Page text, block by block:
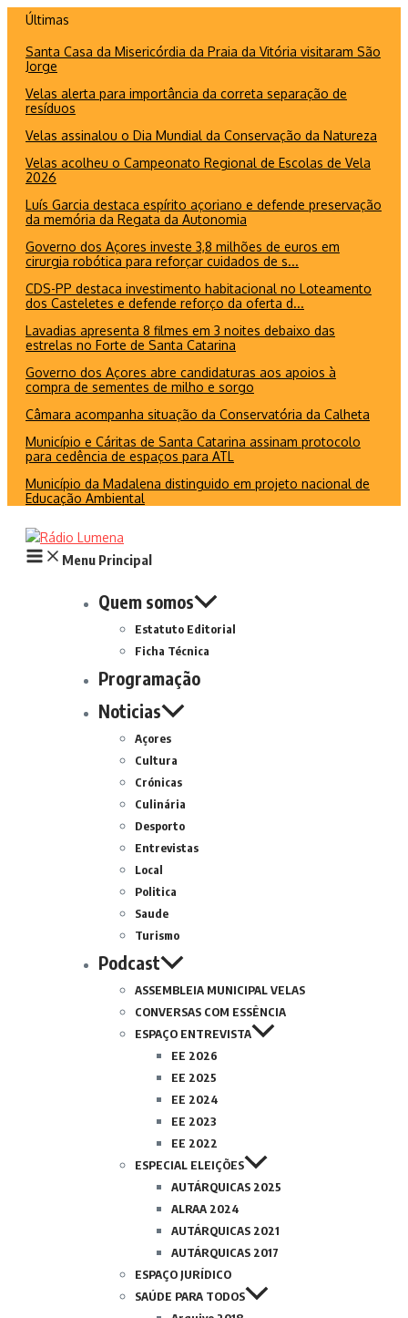
conteúdo
Últimas
Santa Casa da Misericórdia da Praia da Vitória visitaram São
Jorge
Velas alerta para importância da correta separação de
resíduos
Velas assinalou o Dia Mundial da Conservação da Natureza
Velas acolheu o Campeonato Regional de Escolas de Vela
2026
Luís Garcia destaca espírito açoriano e defende preservação
da memória da Regata da Autonomia
Governo dos Açores investe 3,8 milhões de euros em
cirurgia robótica para reforçar cuidados de s...
CDS-PP destaca investimento habitacional no Loteamento
dos Casteletes e defende reforço da oferta d...
Lavadias apresenta 8 filmes em 3 noites debaixo das
estrelas no Forte de Santa Catarina
Governo dos Açores abre candidaturas aos apoios à
compra de sementes de milho e sorgo
Câmara acompanha situação da Conservatória da Calheta
Município e Cáritas de Santa Catarina assinam protocolo
para cedência de espaços para ATL
Município da Madalena distinguido em projeto nacional de
Educação Ambiental
Menu Principal
Quem somos
Estatuto Editorial
Ficha Técnica
Programação
Noticias
Açores
Cultura
Crónicas
Culinária
Desporto
Entrevistas
Local
Politica
Saude
Turismo
Podcast
ASSEMBLEIA MUNICIPAL VELAS
CONVERSAS COM ESSÊNCIA
ESPAÇO ENTREVISTA
EE 2026
EE 2025
EE 2024
EE 2023
EE 2022
ESPECIAL ELEIÇÕES
AUTÁRQUICAS 2025
ALRAA 2024
AUTÁRQUICAS 2021
AUTÁRQUICAS 2017
ESPAÇO JURÍDICO
SAÚDE PARA TODOS